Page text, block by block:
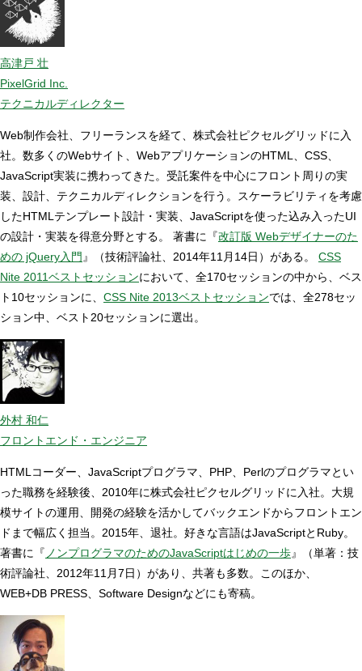
高津戸 壮
PixelGrid Inc.
テクニカルディレクター
Web制作会社、フリーランスを経て、株式会社ピクセルグリッドに入
社。数多くのWebサイト、WebアプリケーションのHTML、CSS、
JavaScript実装に携わってきた。受託案件を中心にフロント周りの実
装、設計、テクニカルディレクションを行う。スケーラビリティを考慮
したHTMLテンプレート設計・実装、JavaScriptを使った込み入ったUI
の設計・実装を得意分野とする。 著書に『改訂版 Webデザイナーのた
めの jQuery入門 』（技術評論社、2014年11月14日）がある。 CSS
Nite 2011ベストセッションにおいて、全170セッションの中から、ベス
ト10セッションに、 CSS Nite 2013ベストセッションでは、全278セッ
ション中、ベスト20セッションに選出。
外村 和仁
フロントエンド・エンジニア
HTMLコーダー、JavaScriptプログラマ、PHP、Perlのプログラマとい
った職務を経験後、2010年に株式会社ピクセルグリッドに入社。大規
模サイトの運用、開発の経験を活かしてバックエンドからフロントエン
ドまで幅広く担当。2015年、退社。好きな言語はJavaScriptとRuby。
著書に『 ノンプログラマのためのJavaScriptはじめの一歩』（単著：技
術評論社、2012年11月7日）があり、共著も多数。このほか、
WEB+DB PRESS、Software Designなどにも寄稿。